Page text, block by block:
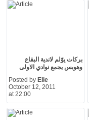
بركات يوّلم لاندية البقاع
وهوبس يجمع نوادي الاولى
Posted by Elie
October 12, 2011
at 22:00